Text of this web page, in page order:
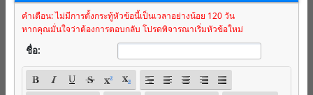
คำเตือน: ไม่มีการตั้งกระทู้หัวข้อนี้เป็นเวลาอย่างน้อย 120 วัน
หากคุณมั่นใจว่าต้องการตอบกลับ โปรดพิจารณาเริ่มหัวข้อใหม่
ชื่อ: